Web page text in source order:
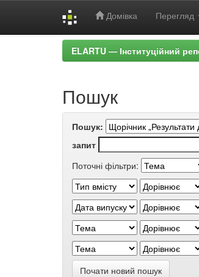
Домівка Перегляд
ELARTU — Інституційний
Пошук
Пошук:
запит
Поточні фільтри:
Почати новий пошук